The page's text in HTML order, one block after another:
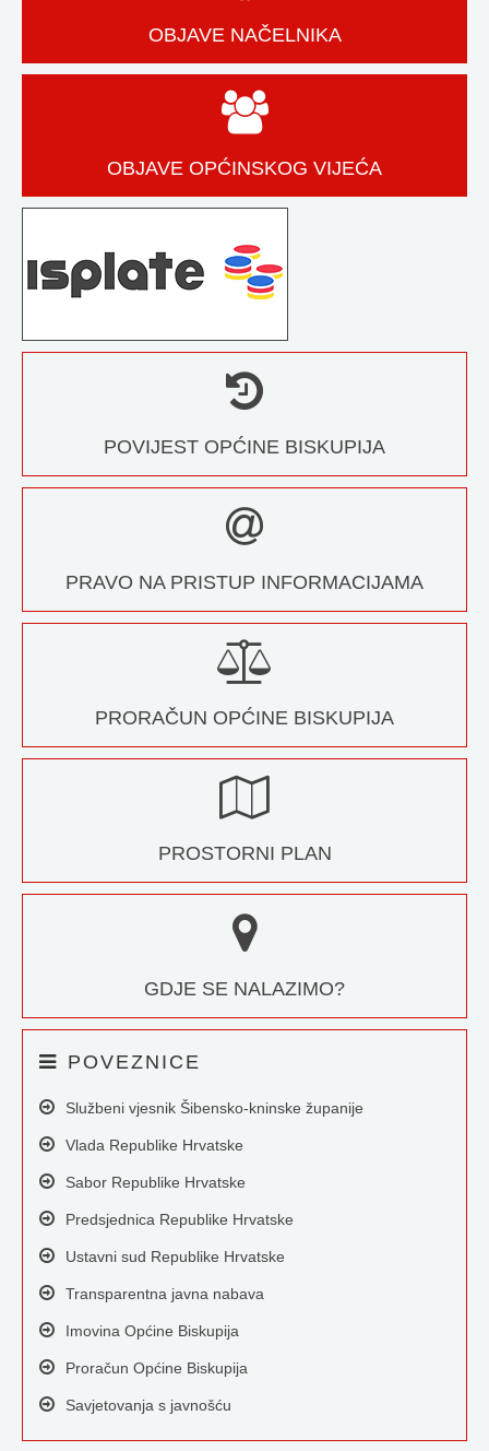
OBJAVE NAČELNIKA
OBJAVE OPĆINSKOG VIJEĆA
POVIJEST OPĆINE BISKUPIJA
PRAVO NA PRISTUP INFORMACIJAMA
PRORAČUN OPĆINE BISKUPIJA
PROSTORNI PLAN
GDJE SE NALAZIMO?
POVEZNICE
Službeni vjesnik Šibensko-kninske županije
Vlada Republike Hrvatske
Sabor Republike Hrvatske
Predsjednica Republike Hrvatske
Ustavni sud Republike Hrvatske
Transparentna javna nabava
Imovina Općine Biskupija
Proračun Općine Biskupija
Savjetovanja s javnošću